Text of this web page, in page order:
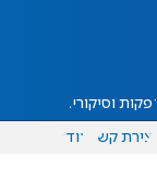
הפקות וסיקורים
יצירת קשר עוד